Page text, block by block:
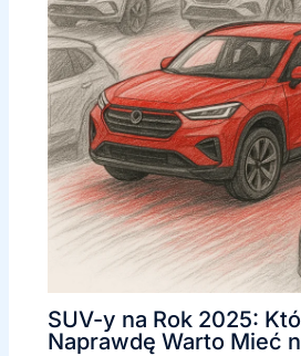
SUV-y na Rok 2025:
Naprawdę Warto Mieć